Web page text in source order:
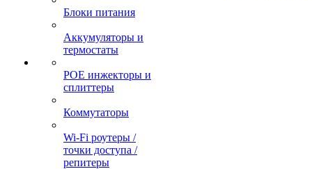
Блоки питания
Аккумуляторы и
термостаты
POE инжекторы и
сплиттеры
Коммутаторы
Wi-Fi роутеры /
точки доступа /
репитеры